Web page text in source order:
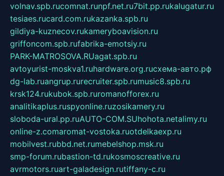
volnav.spb.rucomnat.runpf.net.ru7bit.pp.rukalugatur.ru
tesiaes.rucard.com.rukazanka.spb.ru
gildiya-kuznecov.rukameryboavision.ru
griffoncom.spb.rufabrika-emotsiy.ru
PARK-MATROSOVA.RUagat.spb.ru
avtoyurist-moskva1.ruhardware.org.ruсхема-авто.рф
dg-lab.ruangrup.rurecruiter.spb.rumusic8.spb.ru
krsk124.rukubok.spb.ruromanofforex.ru
analitikaplus.ruspyonline.ruzosikamery.ru
sloboda-ural.pp.ruAUTO-COM.SUhohota.netalimy.ru
online-z.comaromat-vostoka.ruotdelkaexp.ru
mobilvest.rubbd.net.rumebelshop.msk.ru
smp-forum.rubastion-td.rukosmoscreative.ru
avrmotors.ruart-galadesign.rutiffany-c.ru